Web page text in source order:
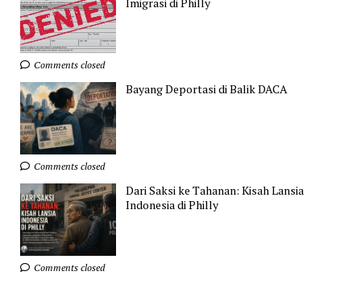
Comments closed
Bayang Deportasi di Balik DACA
Comments closed
Dari Saksi ke Tahanan: Kisah Lansia
Indonesia di Philly
Comments closed